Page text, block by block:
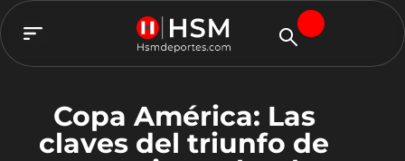
Copa América: Las
claves del triunfo de